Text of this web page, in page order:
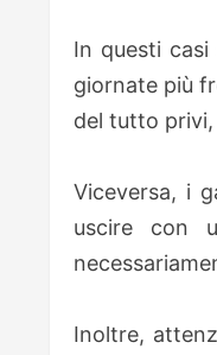
In questi
giornate più
del tutto
Viceversa, i
uscire con
Inoltre,